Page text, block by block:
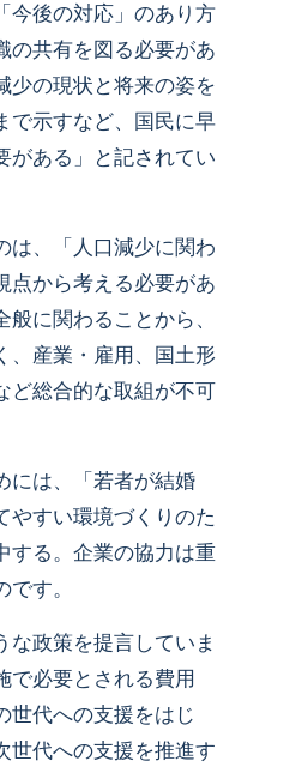
今後の対応」のあり方
の共有を図る必要があ
少の現状と将来の姿を
で示すなど、国民に早
がある」と記されてい
、「人口減少に関わ
点から考える必要があ
に関わることから、
、産業・雇用、国土形
ど総合的な取組が不可
は、「若者が結婚
やすい環境づくりのた
する。企業の協力は重
す。
政策を提言していま
で必要とされる費用
世代への支援をはじ
世代への支援を推進す